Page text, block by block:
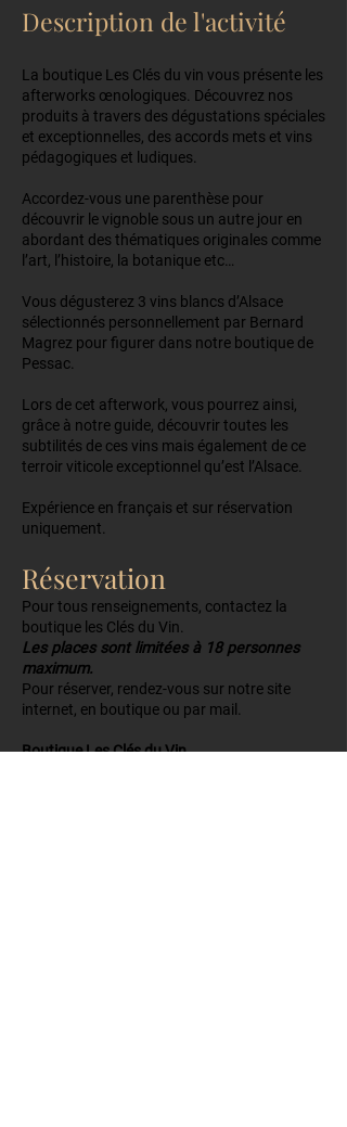
Description de l'activité
La boutique Les Clés du vin vous présente les
afterworks œnologiques. Découvrez nos
produits à travers des dégustations spéciales
et exceptionnelles, des accords mets et vins
pédagogiques et ludiques.
Accordez-vous une parenthèse pour
découvrir le vignoble sous un autre jour en
abordant des thématiques originales comme
l’art, l’histoire, la botanique etc…
Vous dégusterez 3 vins blancs d’Alsace
sélectionnés personnellement par Bernard
Magrez pour figurer dans notre boutique de
Pessac.
Lors de cet afterwork, vous pourrez ainsi,
grâce à notre guide, découvrir toutes les
subtilités de ces vins mais également de ce
terroir viticole exceptionnel qu’est l’Alsace.
Expérience en français et sur réservation
uniquement.
Réservation
Pour tous renseignements, contactez la
boutique les Clés du Vin.
Les places sont limitées à 18 personnes
maximum.
Pour réserver, rendez-vous sur notre site
internet, en boutique ou par mail.
Boutique Les Clés du Vin